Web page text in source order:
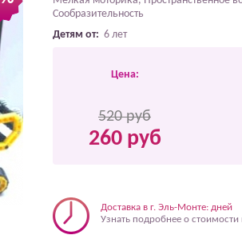
Сообразительность
Детям от: 6 лет
Цена:
520 руб
260 руб
Доставка в г. Эль-Монте: дней
Узнать подробнее о